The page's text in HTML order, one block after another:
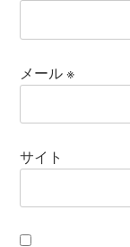
メール※
サイト